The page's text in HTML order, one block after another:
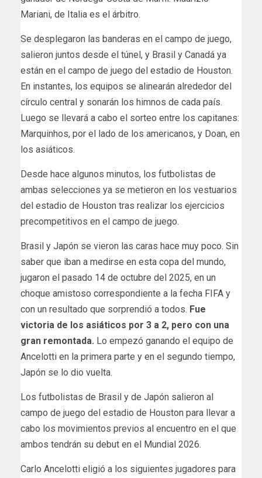
Mariani, de Italia es el árbitro.
Se desplegaron las banderas en el campo de juego,
salieron juntos desde el túnel, y Brasil y Canadá ya
están en el campo de juego del estadio de Houston.
En instantes, los equipos se alinearán alrededor del
círculo central y sonarán los himnos de cada país.
Luego se llevará a cabo el sorteo entre los capitanes:
Marquinhos, por el lado de los americanos, y Doan, en
los asiáticos.
Desde hace algunos minutos, los futbolistas de
ambas selecciones ya se metieron en los vestuarios
del estadio de Houston tras realizar los ejercicios
precompetitivos en el campo de juego.
Brasil y Japón se vieron las caras hace muy poco. Sin
saber que iban a medirse en esta copa del mundo,
jugaron el pasado 14 de octubre del 2025, en un
choque amistoso correspondiente a la fecha FIFA y
con un resultado que sorprendió a todos. Fue
victoria de los asiáticos por 3 a 2, pero con una
gran remontada. Lo empezó ganando el equipo de
Ancelotti en la primera parte y en el segundo tiempo,
Japón se lo dio vuelta.
Los futbolistas de Brasil y de Japón salieron al
campo de juego del estadio de Houston para llevar a
cabo los movimientos previos al encuentro en el que
ambos tendrán su debut en el Mundial 2026.
Carlo Ancelotti eligió a los siguientes jugadores para